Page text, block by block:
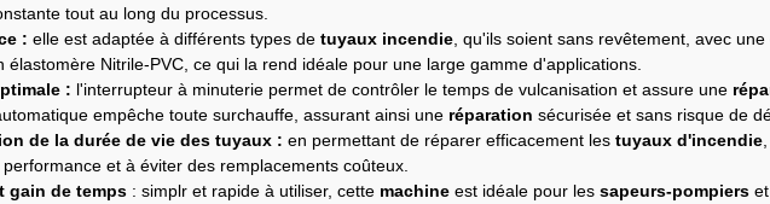
tout au long du processus.
: elle est adaptée à différents types de tuyaux incendie, qu'ils soient sans revêtement, avec
élastomère Nitrile-PVC, ce qui la rend idéale pour une large gamme d'applications.
: l'interrupteur à minuterie permet de contrôler le temps de vulcanisation et assure une
empêche toute surchauffe, assurant ainsi une réparation sécurisée et sans risque de
de la durée de vie des tuyaux : en permettant de réparer efficacement les tuyaux d'incendie
et à éviter des remplacements coûteux.
gain de temps : simplr et rapide à utiliser, cette machine est idéale pour les sapeurs-pompiers